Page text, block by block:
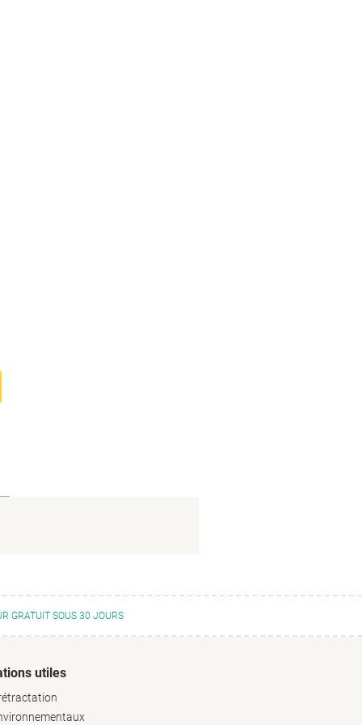
GRATUIT SOUS 30 JOURS
utiles